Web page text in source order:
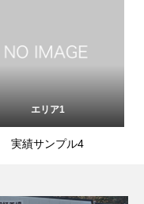
エリア1
実績サンプル4